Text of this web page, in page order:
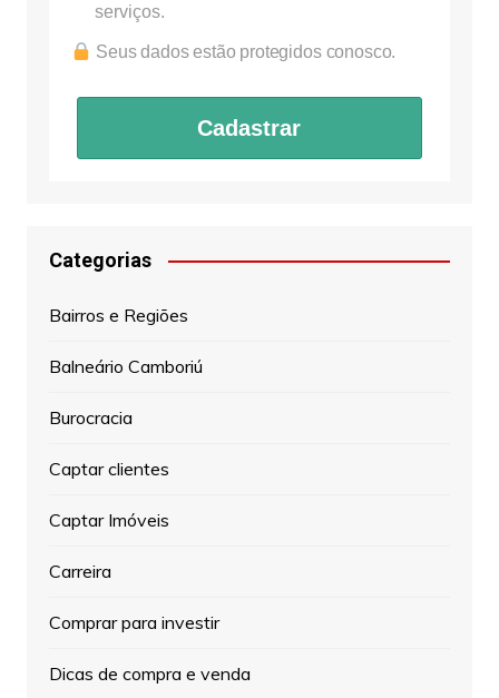
serviços.
Seus dados estão protegidos conosco.
Cadastrar
Categorias
Bairros e Regiões
Balneário Camboriú
Burocracia
Captar clientes
Captar Imóveis
Carreira
Comprar para investir
Dicas de compra e venda